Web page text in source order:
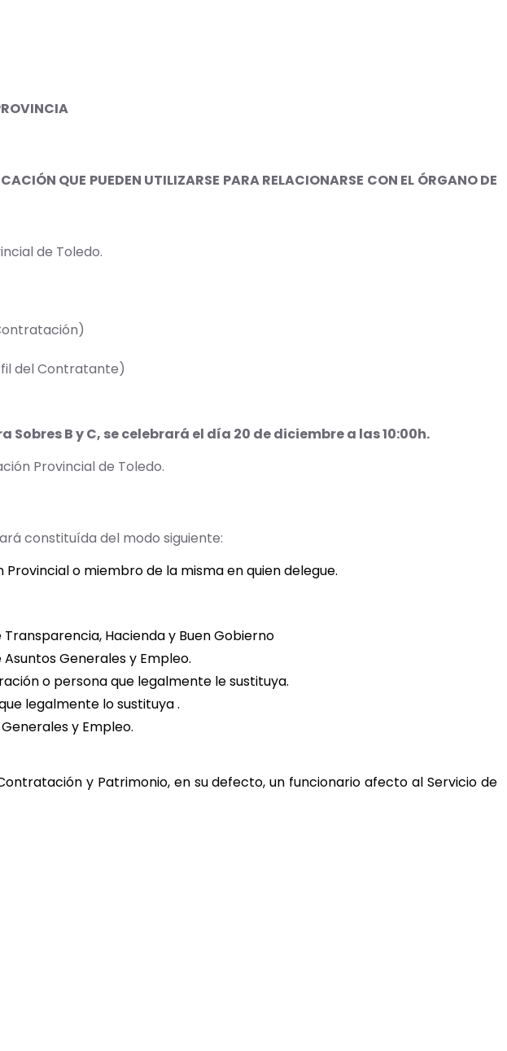
QUE PUEDEN UTILIZARSE PARA RELACIONARSE CON EL ÓRGANO DE
de Toledo.
del Contratante)
Sobres B y C, se celebrará el día 20 de diciembre a las 10:00h.
Provincial de Toledo.
constituída del modo siguiente:
o miembro de la misma en quien delegue.
Hacienda y Buen Gobierno
Generales y Empleo.
o persona que legalmente le sustituya.
legalmente lo sustituya .
y Empleo.
y Patrimonio, en su defecto, un funcionario afecto al Servicio de